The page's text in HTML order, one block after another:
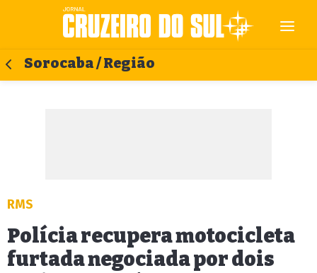
Sorocaba / Região
RMS
Polícia recupera motocicleta
furtada negociada por dois